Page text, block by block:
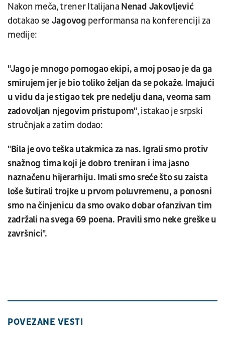
Nakon meča, trener Italijana Nenad Jakovljević
dotakao se Jagovog performansa na konferenciji za
medije:
"Jago je mnogo pomogao ekipi, a moj posao je da ga
smirujem jer je bio toliko željan da se pokaže. Imajući
u vidu da je stigao tek pre nedelju dana, veoma sam
zadovoljan njegovim pristupom", istakao je srpski
stručnjak a zatim dodao:
"Bila je ovo teška utakmica za nas. Igrali smo protiv
snažnog tima koji je dobro treniran i imajasno
naznačenu hijerarhiju. Imali smo sreće što su zaista
loše šutirali trojke u prvom poluvremenu, a ponosni
smo na činjenicu da smo ovako dobar ofanzivan tim
zadržali na svega 69 poena. Pravili smo neke greške u
završnici".
POVEZANE VESTI